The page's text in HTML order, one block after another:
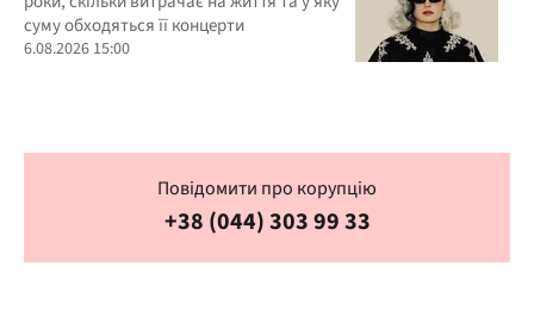
суму обходяться її концерти
6.08.2026 15:00
Повідомити про корупцію
+38 (044) 303 99 33